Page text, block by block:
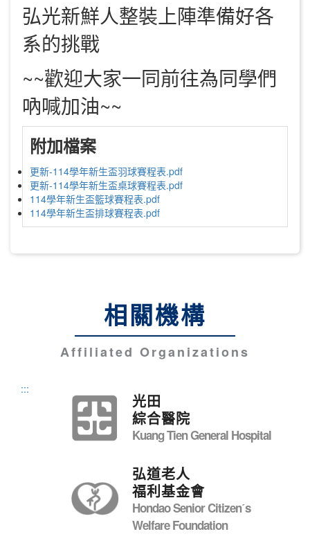
弘光新鮮人整裝上陣準備好各
系的挑戰
~~歡迎大家一同前往為同學們
吶喊加油~~
附加檔案
更新-114學年新生盃羽球賽程表.pdf
更新-114學年新生盃桌球賽程表.pdf
114學年新生盃籃球賽程表.pdf
114學年新生盃排球賽程表.pdf
相關機構
Affiliated Organizations
:::
光田
綜合醫院
Kuang Tien General Hospital
弘道老人
福利基金會
Hondao Senior Citizenˊs
Welfare Foundation